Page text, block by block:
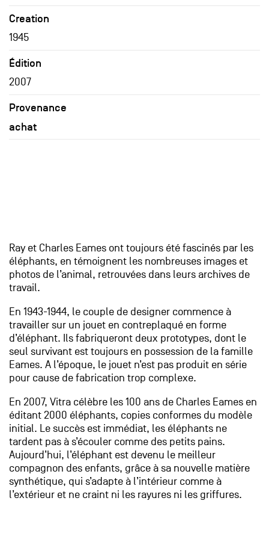
Creation
1945
Édition
2007
Provenance
achat
Ray et Charles Eames ont toujours été fascinés par les
éléphants, en témoignent les nombreuses images et
photos de l’animal, retrouvées dans leurs archives de
travail.
En 1943-1944, le couple de designer commence à
travailler sur un jouet en contreplaqué en forme
d’éléphant. Ils fabriqueront deux prototypes, dont le
seul survivant est toujours en possession de la famille
Eames. A l’époque, le jouet n’est pas produit en série
pour cause de fabrication trop complexe.
En 2007, Vitra célèbre les 100 ans de Charles Eames en
éditant 2000 éléphants, copies conformes du modèle
initial. Le succès est immédiat, les éléphants ne
tardent pas à s’écouler comme des petits pains.
Aujourd’hui, l’éléphant est devenu le meilleur
compagnon des enfants, grâce à sa nouvelle matière
synthétique, qui s’adapte à l’intérieur comme à
l’extérieur et ne craint ni les rayures ni les griffures.